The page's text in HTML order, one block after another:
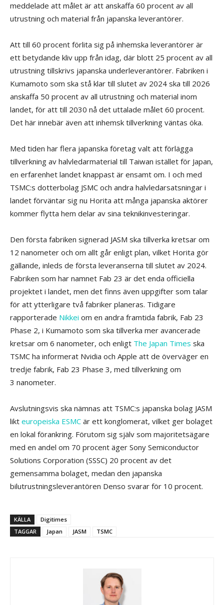
meddelade att målet är att anskaffa 60 procent av all
utrustning och material från japanska leverantörer.
Att till 60 procent förlita sig på inhemska leverantörer är
ett betydande kliv upp från idag, där blott 25 procent av all
utrustning tillskrivs japanska underleverantörer. Fabriken i
Kumamoto som ska stå klar till slutet av 2024 ska till 2026
anskaffa 50 procent av all utrustning och material inom
landet, för att till 2030 nå det uttalade målet 60 procent.
Det här innebär även att inhemsk tillverkning väntas öka.
Med tiden har flera japanska företag valt att förlägga
tillverkning av halvledarmaterial till Taiwan istället för Japan,
en erfarenhet landet knappast är ensamt om. I och med
TSMC:s dotterbolag JSMC och andra halvledarsatsningar i
landet förväntar sig nu Horita att många japanska aktörer
kommer flytta hem delar av sina teknikinvesteringar.
Den första fabriken signerad JASM ska tillverka kretsar om
12 nanometer och om allt går enligt plan, vilket Horita gör
gällande, inleds de första leveranserna till slutet av 2024.
Fabriken som har namnet Fab 23 är det enda officiella
projektet i landet, men det finns även uppgifter som talar
för att ytterligare två fabriker planeras. Tidigare
rapporterade Nikkei om en andra framtida fabrik, Fab 23
Phase 2, i Kumamoto som ska tillverka mer avancerade
kretsar om 6 nanometer, och enligt The Japan Times ska
TSMC ha informerat Nvidia och Apple att de överväger en
tredje fabrik, Fab 23 Phase 3, med tillverkning om
3 nanometer.
Avslutningsvis ska nämnas att TSMC:s japanska bolag JASM
likt europeiska ESMC är ett konglomerat, vilket ger bolaget
en lokal förankring. Förutom sig själv som majoritetsägare
med en andel om 70 procent äger Sony Semiconductor
Solutions Corporation (SSSC) 20 procent av det
gemensamma bolaget, medan den japanska
bilutrustningsleverantören Denso svarar för 10 procent.
KÄLLA
Digitimes
TAGGAR
Japan JASM TSMC